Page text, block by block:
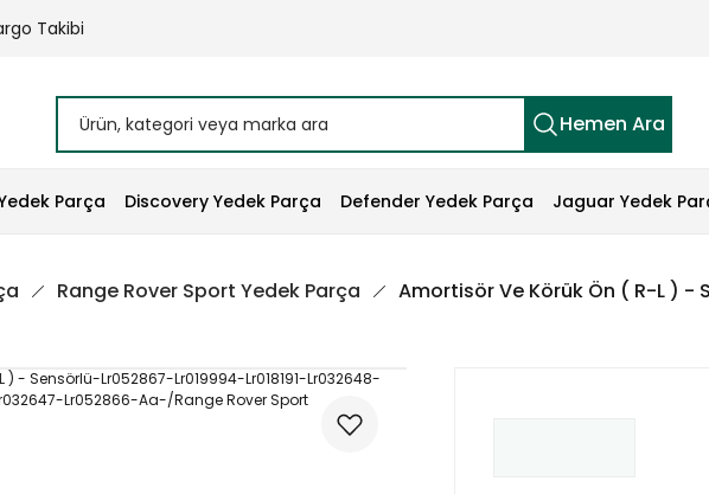
Takibi
Hemen Ara
Parça Discovery Yedek Parça Defender Yedek Parça Jaguar Yedek
Range Rover Sport Yedek Parça Amortisör Ve Körük Ön ( R-L ) -